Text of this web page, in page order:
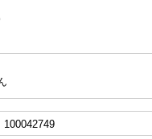
100042749